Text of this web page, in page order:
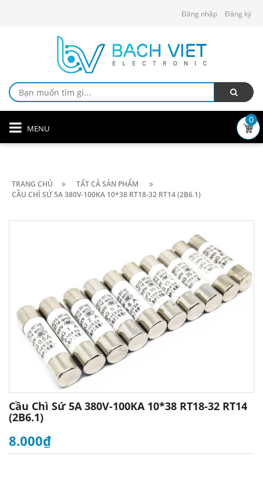
Đăng nhập Đăng ký
MENU
0
TRANG CHỦ
TẤT CẢ SẢN PHẨM
CẦU CHÌ SỨ 5A 380V-100KA 10*38 RT18-32 RT14 (2B6.1)
Cầu Chì Sứ 5A 380V-100KA 10*38 RT18-32 RT14
(2B6.1)
8.000₫